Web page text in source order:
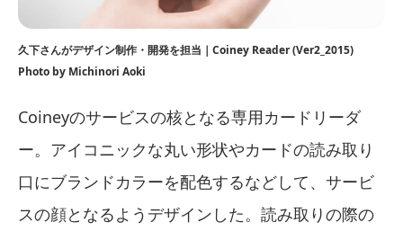
久下さんがデザイン制作・開発を担当｜Coiney Reader (Ver2_2015)
Photo by Michinori Aoki
Coineyのサービスの核となる専用カードリーダ
ー。アイコニックな丸い形状やカードの読み取り
口にブランドカラーを配色するなどして、サービ
スの顔となるようデザインした。読み取りの際の